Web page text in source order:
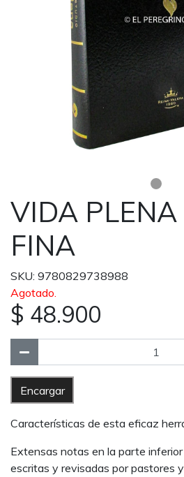
VIDA PLENA
FINA
SKU: 9780829738988
Agotado.
$ 48.900
Encargar
Características de esta eficaz
Extensas notas en la parte
escritas y revisadas por pastores